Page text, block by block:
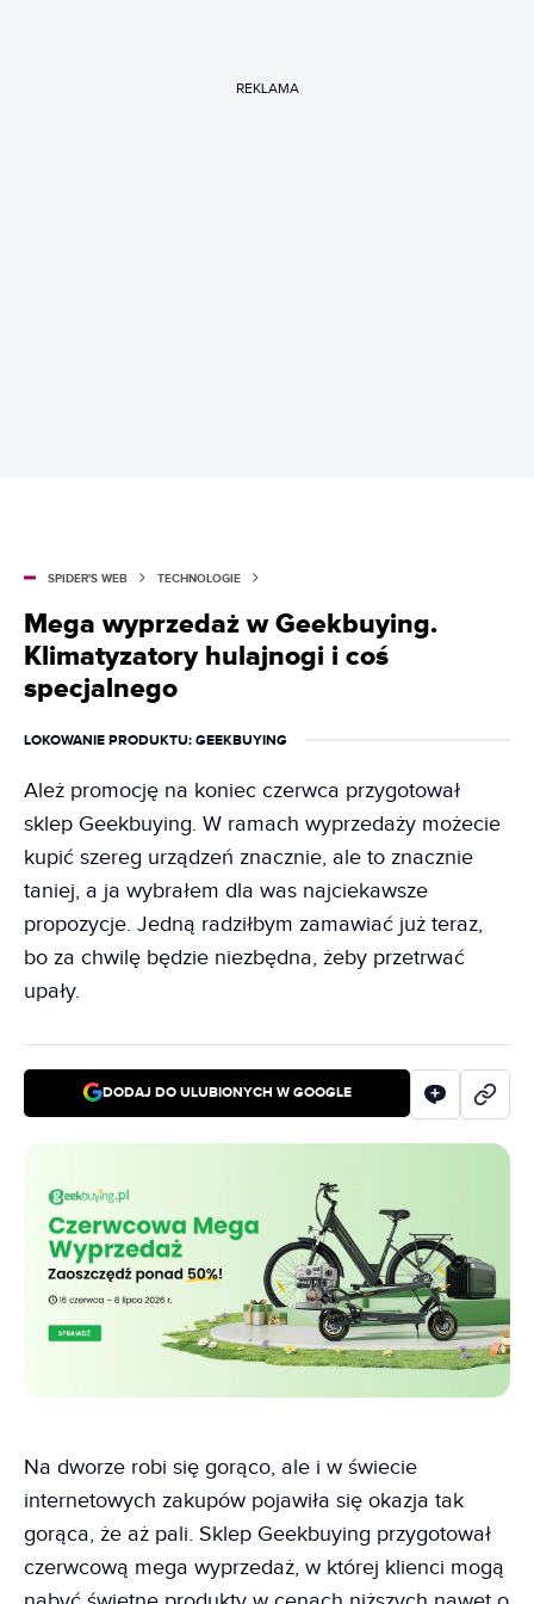
REKLAMA
SPIDER'S WEB TECHNOLOGIE
Mega wyprzedaż w Geekbuying.
Klimatyzatory hulajnogi i coś
specjalnego
LOKOWANIE PRODUKTU: GEEKBUYING
Ależ promocję na koniec czerwca przygotował
sklep Geekbuying. W ramach wyprzedaży możecie
kupić szereg urządzeń znacznie, ale to znacznie
taniej, a ja wybrałem dla was najciekawsze
propozycje. Jedną radziłbym zamawiać już teraz,
bo za chwilę będzie niezbędna, żeby przetrwać
upały.
DODAJ DO ULUBIONYCH W GOOGLE
Na dworze robi się gorąco, ale i w świecie
internetowych zakupów pojawiła się okazja tak
gorąca, że aż pali. Sklep Geekbuying przygotował
czerwcową mega wyprzedaż, w której klienci mogą